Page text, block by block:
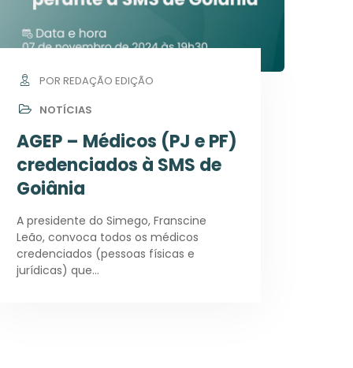
POR REDAÇÃO EDIÇÃO
NOTÍCIAS
AGEP – Médicos (PJ e PF)
credenciados à SMS de
Goiânia
A presidente do Simego, Franscine
Leão, convoca todos os médicos
credenciados (pessoas físicas e
jurídicas) que…